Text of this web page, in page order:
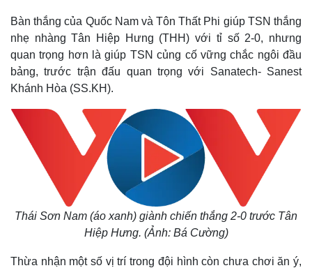
Bàn thắng của Quốc Nam và Tôn Thất Phi giúp TSN thắng
nhẹ nhàng Tân Hiệp Hưng (THH) với tỉ số 2-0, nhưng
quan trọng hơn là giúp TSN củng cố vững chắc ngôi đầu
bảng, trước trận đấu quan trọng với Sanatech- Sanest
Khánh Hòa (SS.KH).
Thái Sơn Nam (áo xanh) giành chiến thắng 2-0 trước Tân
Hiệp Hưng. (Ảnh: Bá Cường)
Thừa nhận một số vị trí trong đội hình còn chưa chơi ăn ý,